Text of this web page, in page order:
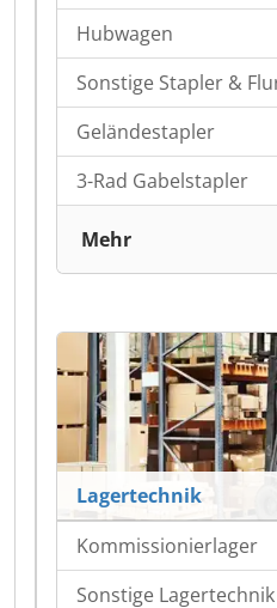
Hubwagen
Sonstige Stapler &
Geländestapler
3-Rad Gabelstapler
Mehr
Lagertechnik
Kommissionierlager
Sonstige Lagertechnik